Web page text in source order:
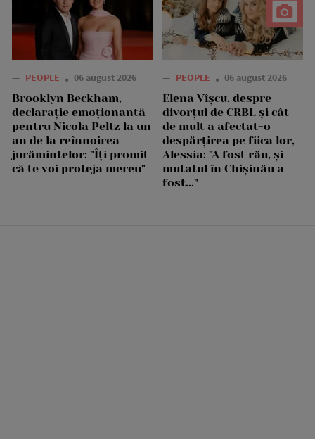
— PEOPLE 06 august 2026
Brooklyn Beckham,
declarație emoționantă
pentru Nicola Peltz la un
an de la reînnoirea
jurămintelor: "Îți promit
că te voi proteja mereu"
— PEOPLE 06 august 2026
Elena Vîșcu, despre
divorțul de CRBL și cât
de mult a afectat-o
despărțirea pe fiica lor,
Alessia: "A fost rău, și
mutatul în Chișinău a
fost..."